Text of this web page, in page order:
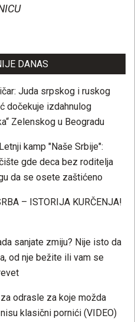
DANAS
Juda srpskog i ruskog
dočekuje izdahnulog
Zelenskog u Beogradu
kamp "Naše Srbije":
gde deca bez roditelja
da se osete zaštićeno
– ISTORIJA KURČENJA!
sanjate zmiju? Nije isto da
od nje bežite ili vam se
odrasle za koje možda
klasični pornići (VIDEO)